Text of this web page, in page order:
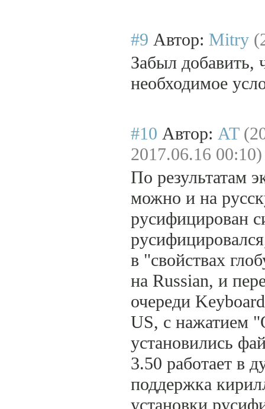
#9 Автор: Mitry
Забыл добавить,
необходимое
#10 Автор: AT
2017.06.16 00:10)
По результатам
можно и на
русифицирован
в "свойствах
на Russian, и
очереди
US, с нажатием
установились
3.50 работает в
поддержка
установки